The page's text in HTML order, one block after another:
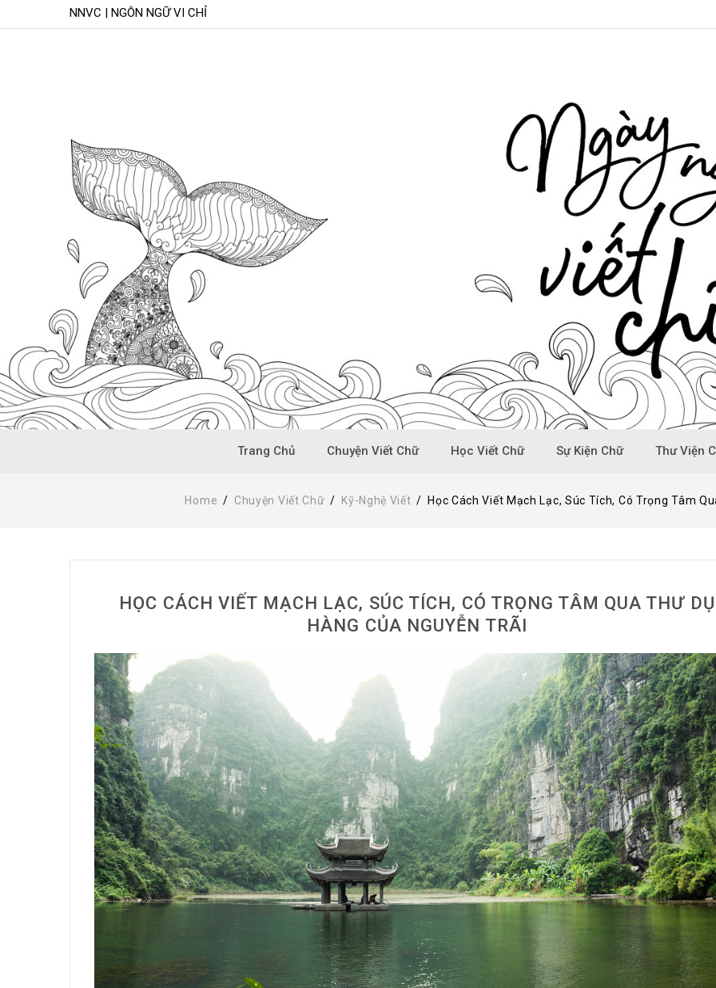
NNVC | NGÔN NGỮ VI CHỈ
Trang Chủ Chuyện Viết Chữ Học Viết Chữ Sự Kiện Chữ Thư Viện
Home / Chuyện Viết Chữ / Kỹ-Nghệ Viết / Học Cách Viết Mạch Lạc, Súc Tích, Có Trọng Tâm
HỌC CÁCH VIẾT MẠCH LẠC, SÚC TÍCH, CÓ TRỌNG TÂM QUA THƯ DỤ
HÀNG CỦA NGUYỄN TRÃI